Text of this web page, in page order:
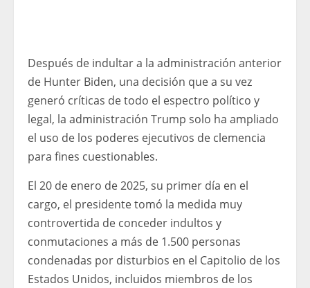
Después de indultar a la administración anterior
de Hunter Biden, una decisión que a su vez
generó críticas de todo el espectro político y
legal, la administración Trump solo ha ampliado
el uso de los poderes ejecutivos de clemencia
para fines cuestionables.
El 20 de enero de 2025, su primer día en el
cargo, el presidente tomó la medida muy
controvertida de conceder indultos y
conmutaciones a más de 1.500 personas
condenadas por disturbios en el Capitolio de los
Estados Unidos, incluidos miembros de los